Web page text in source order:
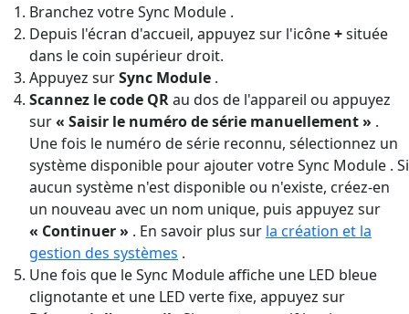
Branchez votre Sync Module .
Depuis l'écran d'accueil, appuyez sur l'icône+située
dans le coin supérieur droit.
Appuyez surSync Module .
Scannez le code QRau dos de l'appareil ou appuyez
sur« Saisir le numéro de série manuellement » .
Une fois le numéro de série reconnu, sélectionnez un
système disponible pour ajouter votre Sync Module . Si
aucun système n'est disponible ou n'existe, créez-en
un nouveau avec un nom unique, puis appuyez sur
« Continuer » . En savoir plus sur la création et la
gestion des systèmes .
Une fois que le Sync Module affiche une LED bleue
clignotante et une LED verte fixe, appuyez sur